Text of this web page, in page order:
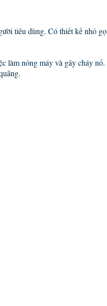
tiêu dùng. Có thiết kế nhỏ
làm nóng máy và gây cháy